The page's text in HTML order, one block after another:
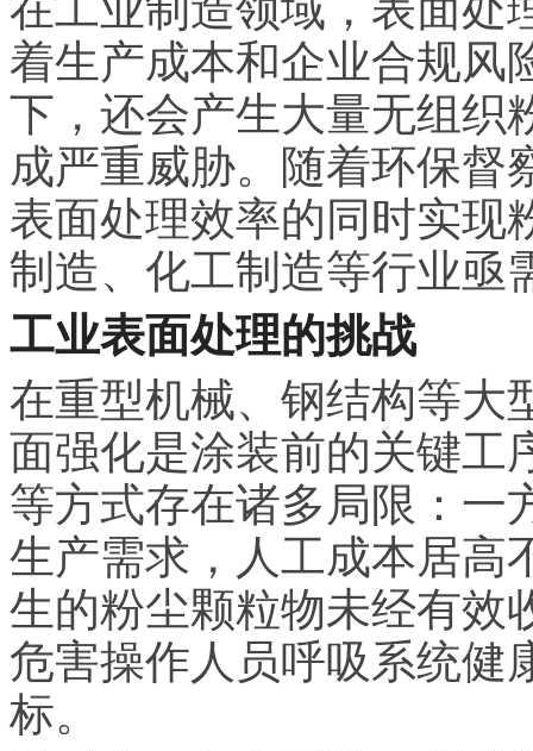
着生产成本和企业合规风
下，还会产生大量无组织
成严重威胁。随着环保督
表面处理效率的同时实现
制造、化工制造等行业亟
工业表面处理的挑战
在重型机械、钢结构等大
面强化是涂装前的关键工
等方式存在诸多局限：一
生产需求，人工成本居高
生的粉尘颗粒物未经有效
危害操作人员呼吸系统健
标。